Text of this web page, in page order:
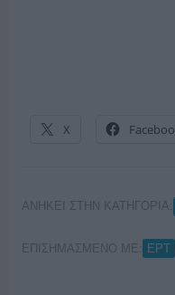
X
ΑΝΗΚΕΙ ΣΤΗΝ ΚΑΤΗΓΟΡΙΑ:
ΕΠΙΣΗΜΑΣΜΕΝΟ ΜΕ: ΕΡΤ